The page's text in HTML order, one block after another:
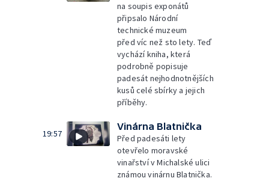
na soupis exponátů
připsalo Národní
technické muzeum
před víc než sto lety. Teď
vychází kniha, která
podrobně popisuje
padesát nejhodnotnějších
kusů celé sbírky a jejich
příběhy.
19:57
Vinárna Blatnička
Před padesáti lety
otevřelo moravské
vinařství v Michalské ulici
známou vinárnu Blatnička.